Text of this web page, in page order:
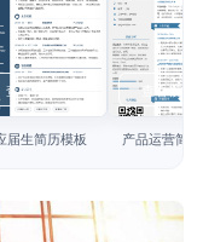
查看模板
届生简历模板
查看模板
产品运营简